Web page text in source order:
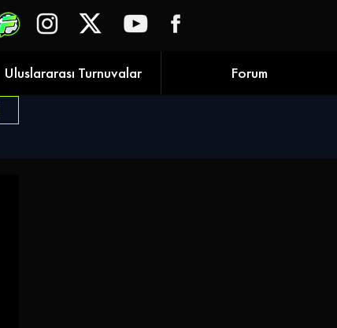
Uluslararası Turnuvalar Forum